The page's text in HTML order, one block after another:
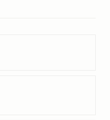
名制陸相の実現――杉
垣陸相就任工作／板垣
就任の動因／近衛の弁